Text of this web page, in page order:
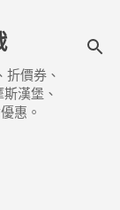
折價券、
漢堡、
惠。